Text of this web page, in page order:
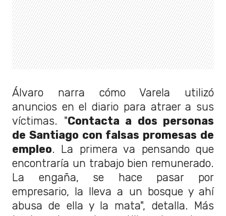
Álvaro narra cómo Varela utilizó
anuncios en el diario para atraer a sus
víctimas. "Contacta a dos personas
de Santiago con falsas promesas de
empleo. La primera va pensando que
encontraría un trabajo bien remunerado.
La engaña, se hace pasar por
empresario, la lleva a un bosque y ahí
abusa de ella y la mata", detalla. Más